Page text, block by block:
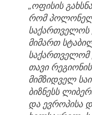
„ოფისის
რომ
საქართველოს
მიმართ
საქართველომ
თავი
მიმზიდველ
ბიზნესს
და ევროპისა